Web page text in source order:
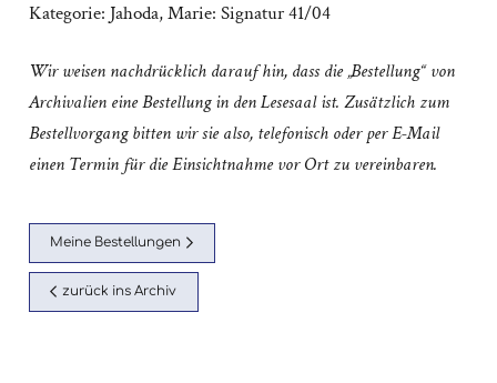
Kategorie: Jahoda, Marie: Signatur 41/04
Wir weisen nachdrücklich darauf hin, dass die „Bestellung“ von
Archivalien eine Bestellung in den Lesesaal ist. Zusätzlich zum
Bestellvorgang bitten wir sie also, telefonisch oder per E-Mail
einen Termin für die Einsichtnahme vor Ort zu vereinbaren.
Meine Bestellungen
zurück ins Archiv